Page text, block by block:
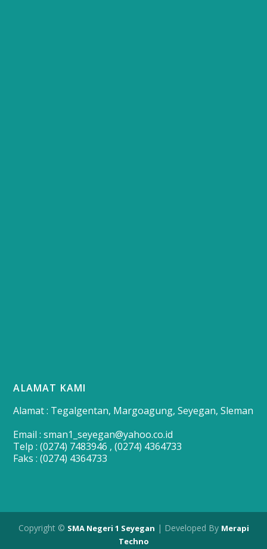
ALAMAT KAMI
Alamat : Tegalgentan, Margoagung, Seyegan, Sleman
Email : sman1_seyegan@yahoo.co.id
Telp : (0274) 7483946 , (0274) 4364733
Faks : (0274) 4364733
Copyright © SMA Negeri 1 Seyegan | Developed By Merapi
Techno